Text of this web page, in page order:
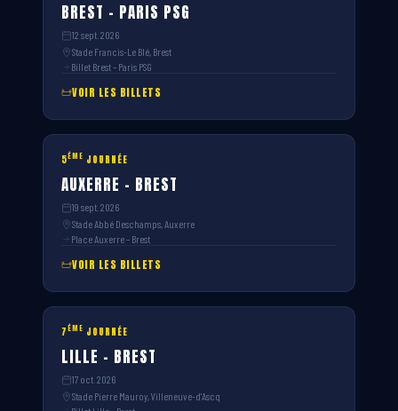
BREST – PARIS PSG
12 sept. 2026
Stade Francis-Le Blé, Brest
Billet Brest – Paris PSG
VOIR LES BILLETS
5ÈME JOURNÉE
AUXERRE – BREST
19 sept. 2026
Stade Abbé Deschamps, Auxerre
Place Auxerre – Brest
VOIR LES BILLETS
7ÈME JOURNÉE
LILLE – BREST
17 oct. 2026
Stade Pierre Mauroy, Villeneuve-d'Ascq